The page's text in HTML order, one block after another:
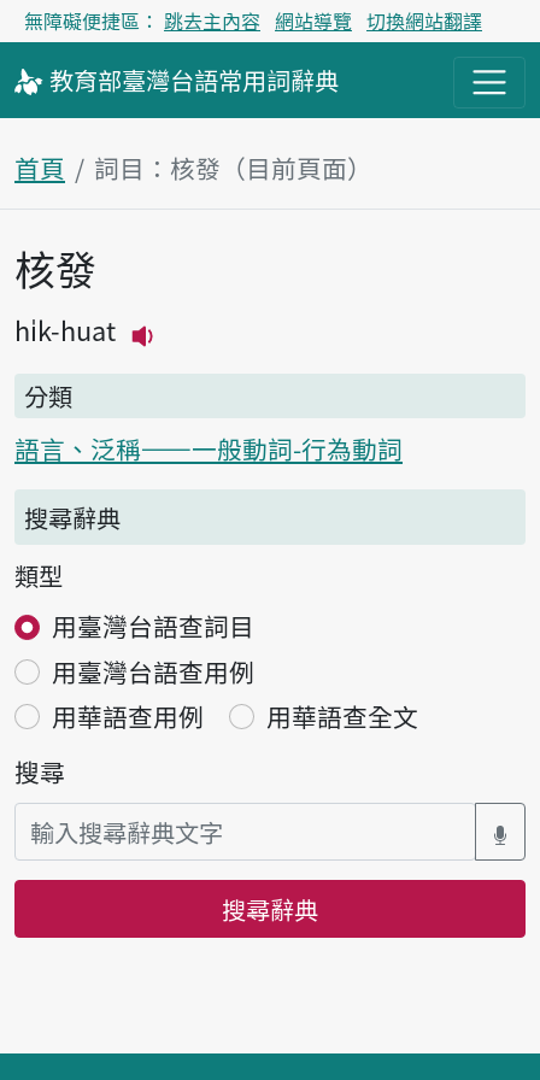
無障礙便捷區： 跳去主內容 網站導覽 切換網站翻譯
教育部臺灣台語常用詞辭典
首頁 詞目：核發（目前頁面）
主內容區塊
核發
hi̍k-huat
分類
語言、泛稱——一般動詞-行為動詞
搜尋辭典
類型
用臺灣台語查詞目
用臺灣台語查用例
用華語查用例
用華語查全文
搜尋
搜尋辭典